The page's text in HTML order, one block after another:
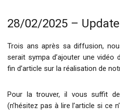
28/02/2025 –
Trois ans après sa diffusion,
serait sympa d’ajouter une
fin d’article sur la réalisation de
Pour la trouver, il vous suffit
(n’hésitez pas à lire l’article si ce